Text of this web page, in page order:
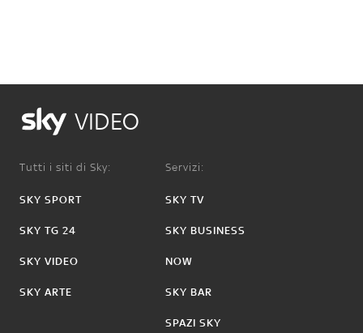
VIDEO
Tutti i siti di Sky:
SKY SPORT
SKY TG 24
SKY VIDEO
SKY ARTE
Servizi:
SKY TV
SKY BUSINESS
NOW
SKY BAR
SPAZI SKY